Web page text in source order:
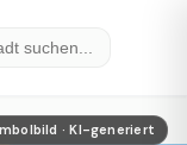
· KI-generiert